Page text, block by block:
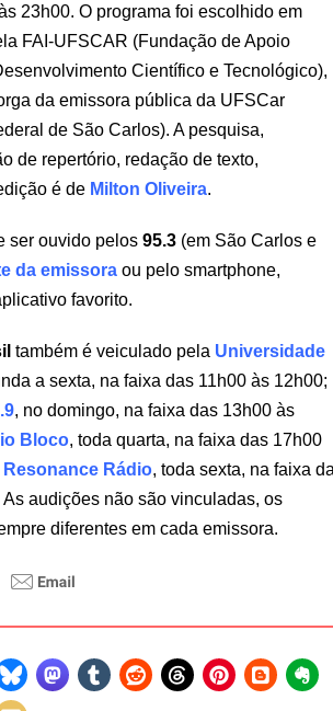
23h00. O programa foi escolhido em
FAI-UFSCAR (Fundação de Apoio
Científico e Tecnológico),
da emissora pública da UFSCar
de São Carlos). A pesquisa,
de repertório, redação de texto,
é de Milton Oliveira.
ser ouvido pelos 95.3(em São Carlos e
da emissoraou pelo smartphone,
favorito.
também é veiculado pela Universidade
a sexta, na faixa das 11h00 às 12h00;
, no domingo, na faixa das 13h00 às
Bloco, toda quarta, na faixa das 17h00
Resonance Rádio, toda sexta, na faixa
audições não são vinculadas, os
diferentes em cada emissora.